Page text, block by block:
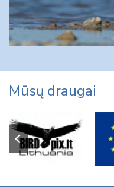
Mūsų draugai